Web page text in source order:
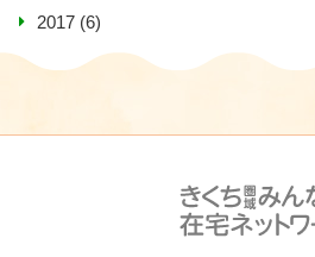
2017 (6)